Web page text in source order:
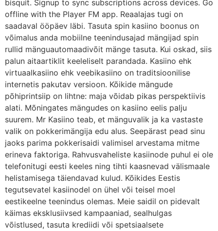
bisquit. Signup to sync subscriptions across devices. Go
offline with the Player FM app. Reaalajas tugi on
saadaval ööpäev läbi. Tasuta spin kasiino boonus on
võimalus anda mobiilne teenindusajad mängijad spin
rullid mänguautomaadivõit mänge tasuta. Kui oskad, siis
palun aitaartiklit keeleliselt parandada. Kasiino ehk
virtuaalkasiino ehk veebikasiino on traditsioonilise
internetis pakutav versioon. Kõikide mängude
põhiprintsiip on lihtne: maja võidab pikas perspektiivis
alati. Mõningates mängudes on kasiino eelis palju
suurem. Mr Kasiino teab, et mänguvalik ja ka vastaste
valik on pokkerimängija edu alus. Seepärast pead sinu
jaoks parima pokkerisaidi valimisel arvestama mitme
erineva faktoriga. Rahvusvaheliste kasiinode puhul ei ole
telefonitugi eesti keeles ning tihti kaasnevad välismaale
helistamisega täiendavad kulud. Kõikides Eestis
tegutsevatel kasiinodel on ühel või teisel moel
eestikeelne teenindus olemas. Meie saidil on pidevalt
käimas eksklusiivsed kampaaniad, sealhulgas
võistlused, tasuta krediidi või spetsiaalsete